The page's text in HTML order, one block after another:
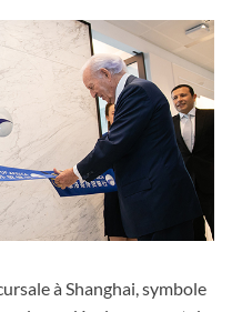
à Shanghai, symbole